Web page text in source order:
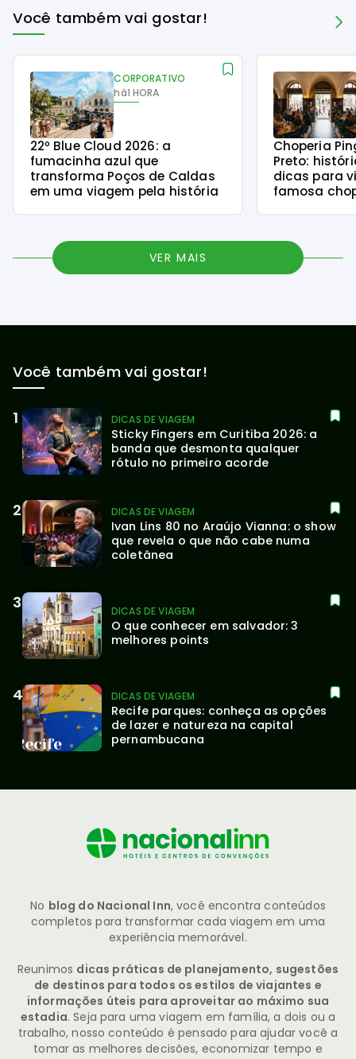
Você também vai gostar!
CORPORATIVO
há1 HORA
22º Blue Cloud 2026: a
fumacinha azul que
transforma Poços de Caldas
em uma viagem pela história
Choperia
Preto:
dicas para
famosa
VER MAIS
Você também vai gostar!
DICAS DE VIAGEM
Sticky Fingers em Curitiba 2026: a
banda que desmonta qualquer
rótulo no primeiro acorde
DICAS DE VIAGEM
Ivan Lins 80 no Araújo Vianna: o show
que revela o que não cabe numa
coletânea
DICAS DE VIAGEM
O que conhecer em salvador: 3
melhores points
DICAS DE VIAGEM
Recife parques: conheça as opções
de lazer e natureza na capital
pernambucana
No blog do Nacional Inn, você encontra conteúdos
completos para transformar cada viagem em uma
experiência memorável.
Reunimos dicas práticas de planejamento, sugestões
de destinos para todos os estilos de viajantes e
informações úteis para aproveitar ao máximo sua
estadia. Seja para uma viagem em família, a dois ou a
trabalho, nosso conteúdo é pensado para ajudar você a
tomar as melhores decisões, economizar tempo e